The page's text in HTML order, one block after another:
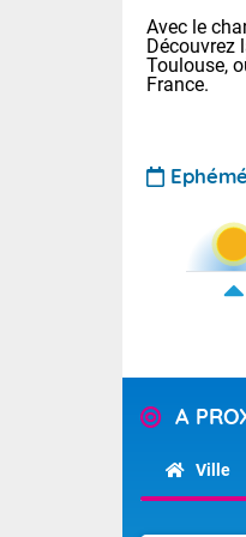
Avec le
Découvrez
Toulouse,
France.
A
Ville